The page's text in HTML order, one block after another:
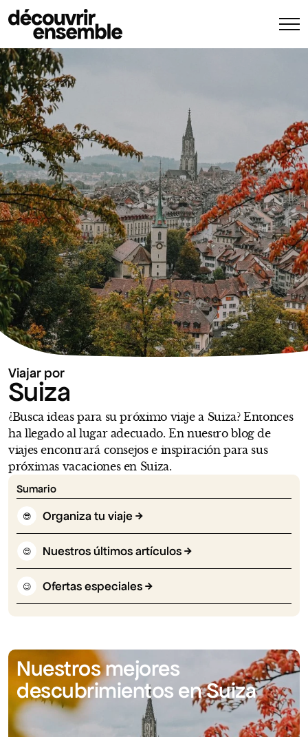
Viajar por
Suiza
¿Busca ideas para su próximo viaje a Suiza? Entonces
ha llegado al lugar adecuado. En nuestro blog de
viajes encontrará consejos e inspiración para sus
próximas vacaciones en Suiza.
Sumario
😎 Organiza tu viaje
😍 Nuestros últimos artículos
😉 Ofertas especiales
Nuestros mejores
descubrimientos en Suiza